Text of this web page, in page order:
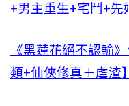
+男主重生+宅鬥+先
《黑蓮花絕不認輸
類+仙俠修真＋虐渣】